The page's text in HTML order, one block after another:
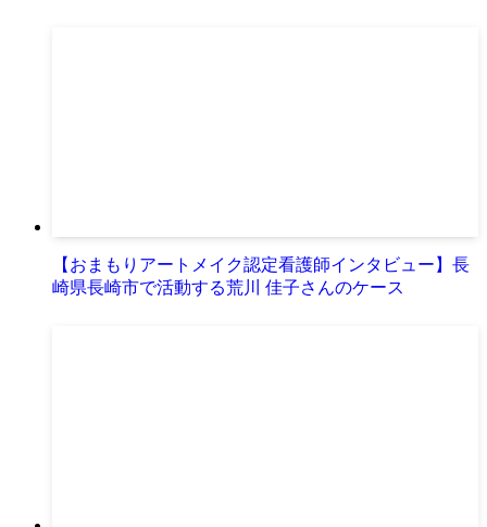
【おまもりアートメイク認定看護師インタビュー】長
崎県長崎市で活動する荒川 佳子さんのケース